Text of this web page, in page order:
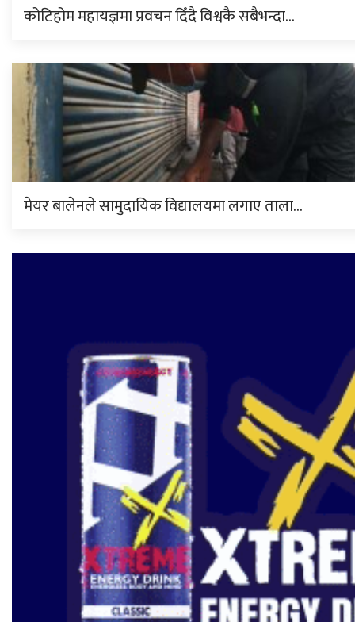
कोटिहोम महायज्ञमा प्रवचन दिँदै विश्वकै सबैभन्दा…
मेयर बालेनले सामुदायिक विद्यालयमा लगाए ताला…